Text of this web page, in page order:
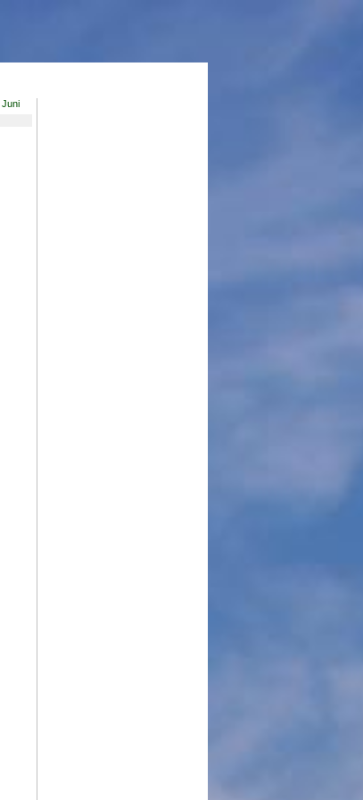
Juni